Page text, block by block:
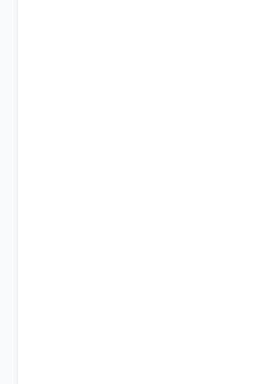
دوم و حذف کامل کلر و
سنگین و کاهش سختی